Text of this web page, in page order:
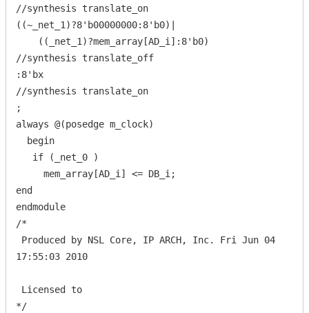
//synthesis translate_on
((~_net_1)?8'b00000000:8'b0)|
//synthesis translate_off
:8'bx
//synthesis translate_on
;
always @(posedge m_clock)
     mem_array[AD_i] <= DB_i;
end
endmodule
/*
17:55:03 2010
*/